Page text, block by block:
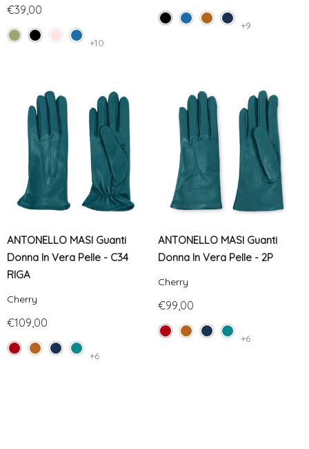
€39,00
+10
+9
ANTONELLO MASI Guanti
Donna In Vera Pelle - C34
RIGA
Cherry
€109,00
+6
ANTONELLO MASI Guanti
Donna In Vera Pelle - 2P
Cherry
€99,00
+6